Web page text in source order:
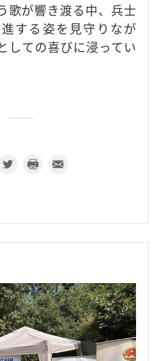
歌が響き渡る中、兵士
する姿を見守りなが
しての喜びに浸ってい